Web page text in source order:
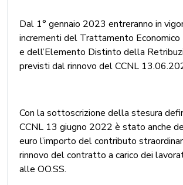
Dal 1° gennaio 2023 entreranno in
incrementi del Trattamento Economico
e dell’Elemento Distinto della
previsti dal rinnovo del CCNL
Con la sottoscrizione della stesura
CCNL 13 giugno 2022 è stato anche
euro l’importo del contributo
rinnovo del contratto a carico dei
alle OO.SS.